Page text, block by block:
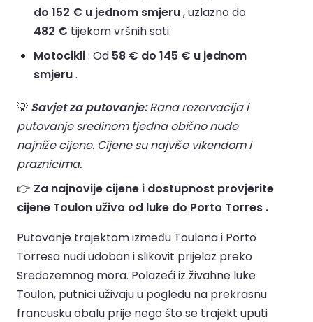
do 152 € u jednom smjeru, uzlazno do
482 € tijekom vršnih sati.
Motocikli: Od 58 € do 145 € u jednom
smjeru.
💡 Savjet za putovanje:Rana rezervacija i
putovanje sredinom tjedna obično nude
najniže cijene. Cijene su najviše vikendom i
praznicima.
👉 Za najnovije cijene i dostupnost provjerite
cijene Toulon uživo od luke do Porto Torres .
Putovanje trajektom između Toulona i Porto
Torresa nudi udoban i slikovit prijelaz preko
Sredozemnog mora. Polazeći iz živahne luke
Toulon, putnici uživaju u pogledu na prekrasnu
francusku obalu prije nego što se trajekt uputi